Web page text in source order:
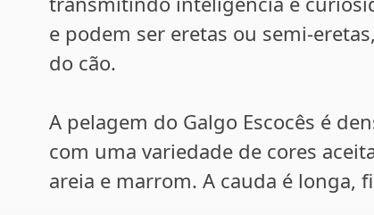
e podem ser eretas ou semi-
do cão.
A pelagem do Galgo Escocês é
com uma variedade de cores
areia e marrom. A cauda é longa,